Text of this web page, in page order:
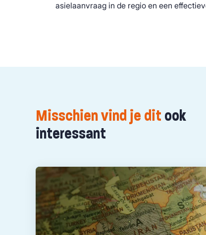
asielaanvraag in de regio en een
Misschien vind je dit ook
interessant